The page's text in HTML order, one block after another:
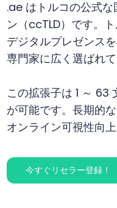
.ae はトルコの公式
ン（ccTLD）です。
デジタルプレゼンス
専門家に広く選ばれて
この拡張子は 1 ～ 63
が可能です。長期的
オンライン可視性向上
今すぐリセラー登録！